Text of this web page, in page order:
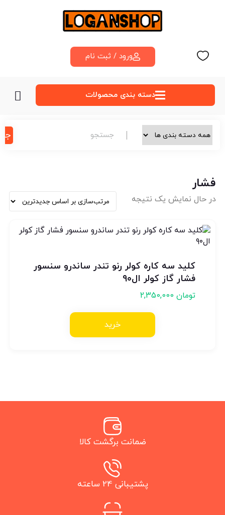
ورود / ثبت نام
دسته‌ بندی محصولات
فشار
در حال نمایش یک نتیجه
کلید سه کاره کولر رنو تندر ساندرو سنسور
فشار گاز کولر ال۹۰
تومان2,350,000
خرید
ضمانت برگشت کالا
پشتیبانی 24 ساعته